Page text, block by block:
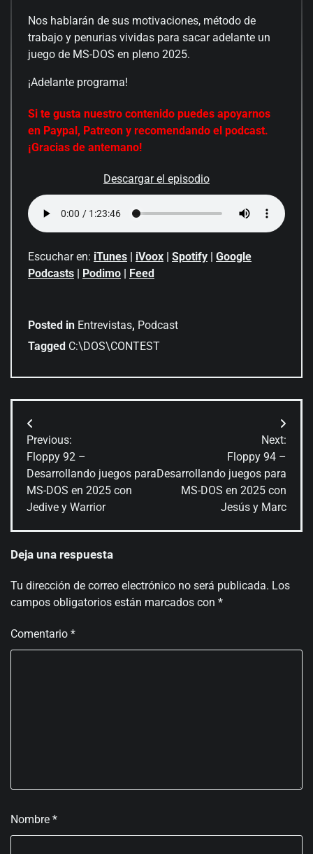
Nos hablarán de sus motivaciones, método de
trabajo y penurias vividas para sacar adelante un
juego de MS-DOS en pleno 2025.
¡Adelante programa!
Si te gusta nuestro contenido puedes apoyarnos
en Paypal, Patreon y recomendando el podcast.
¡Gracias de antemano!
Descargar el episodio
Escuchar en: iTunes iVoox Spotify
Google
Podcasts
Podimo Feed
Posted in Entrevistas, Podcast
Tagged C:\DOS\CONTEST
Navegación
de
entradas
Previous:
Floppy 92 –
Desarrollando juegos para
MS-DOS en 2025 con
Jedive y Warrior
Next:
Floppy 94 –
Desarrollando juegos para
MS-DOS en 2025 con
Jesús y Marc
Deja una respuesta
Tu dirección de correo electrónico no será publicada. Los
campos obligatorios están marcados con *
Comentario *
Nombre *